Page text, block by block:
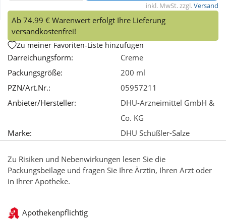
Wellness
inkl. MwSt. zzgl.Versand
Ab 74.99 € Warenwert erfolgt Ihre Lieferung
versandkostenfrei!
Zu meiner Favoriten-Liste hinzufügen
Darreichungsform:
Creme
Packungsgröße:
200 ml
PZN/Art.Nr.:
05957211
Anbieter/Hersteller:
DHU-Arzneimittel GmbH &
Co. KG
Marke:
DHU Schüßler-Salze
Zu Risiken und Nebenwirkungen lesen Sie die
Packungsbeilage und fragen Sie Ihre Ärztin, Ihren Arzt oder
in Ihrer Apotheke.
Apothekenpflichtig